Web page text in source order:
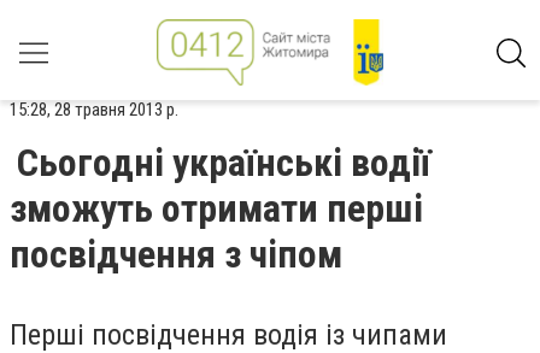
15:28, 28 травня 2013 р.
Сьогодні українські водії
зможуть отримати перші
посвідчення з чіпом
Перші посвідчення водія із чипами